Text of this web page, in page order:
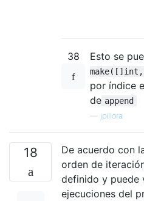
38 Esto se
por índice
de append
jpillora
18 De acuerdo con
orden de
definido y puede
ejecuciones del